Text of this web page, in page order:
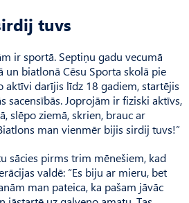
tuvs
ir sportā. Septiņu gadu vecumā
un biatlonā Cēsu Sporta skolā pie
aktīvi darījis līdz 18 gadiem, startējis
sacensībās. Joprojām ir fiziski aktīvs,
slēpo ziemā, skrien, brauc ar
man vienmēr bijis sirdij tuvs!”
sācies pirms trim mēnešiem, kad
valdē: “Es biju ar mieru, bet
man pateica, ka pašam jāvāc